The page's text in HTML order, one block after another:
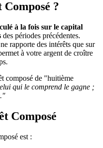
?
à la fois sur le capital
des périodes précédentes.
rapporte des intérêts que sur
à votre argent de croître
composé de "huitième
qui le comprend le gagne ;
Composé
est :